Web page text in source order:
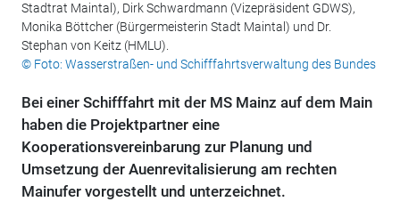
Stadtrat Maintal), Dirk Schwardmann (Vizepräsident GDWS),
Monika Böttcher (Bürgermeisterin Stadt Maintal) und Dr.
Stephan von Keitz (HMLU).
© Foto: Wasserstraßen- und Schifffahrtsverwaltung des Bundes
Bei einer Schifffahrt mit der MS Mainz auf dem Main
haben die Projektpartner eine
Kooperationsvereinbarung zur Planung und
Umsetzung der Auenrevitalisierung am rechten
Mainufer vorgestellt und unterzeichnet.